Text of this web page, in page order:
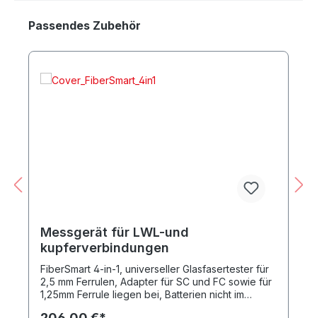
Produktgalerie überspringen
Passendes Zubehör
Messgerät für LWL-und
kupferverbindungen
FiberSmart 4-in-1, universeller Glasfasertester für
2,5 mm Ferrulen, Adapter für SC und FC sowie für
1,25mm Ferrule liegen bei, Batterien nicht im